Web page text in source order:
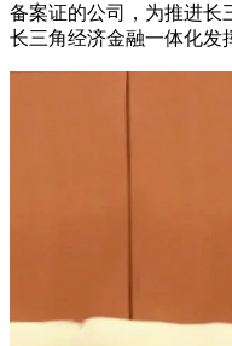
备案证的公司，为推进长
长三角经济金融一体化发